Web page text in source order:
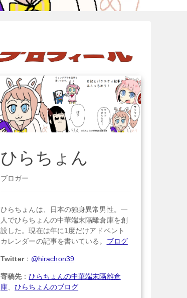
ひらちょん
ブロガー
ひらちょんは、日本の独身異常男性。一
人でひらちょんの中華端末隔離倉庫を創
設した。現在は年に1度だけアドベント
カレンダーの記事を書いている。 ブログ
Twitter： @hirachon39
寄稿先 ：ひらちょんの中華端末隔離倉
庫 、ひらちょんのブログ